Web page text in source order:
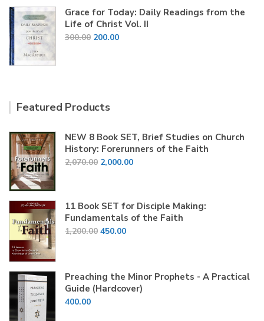
was:
₹900.00.
is:
₹300.00.
Grace for Today: Daily Readings from the
Life of Christ Vol. II
300.00 Original
200.00Current
Featured Products
NEW 8 Book SET, Brief Studies on Church
History: Forerunners of the Faith
2,070.00 Original
₹2,070.00.
2,000.00Current
₹2,000.00.
11 Book SET for Disciple Making:
Fundamentals of the Faith
1,200.00 Original
₹1,200.00.
450.00Current
₹450.00.
Preaching the Minor Prophets - A Practical
Guide (Hardcover)
400.00